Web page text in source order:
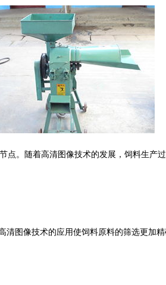
。随着高清图像技术的发展，饲料生产
图像技术的应用使饲料原料的筛选更加